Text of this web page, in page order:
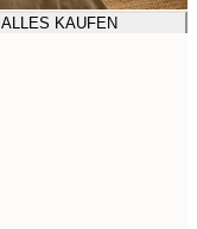
ALLES KAUFEN